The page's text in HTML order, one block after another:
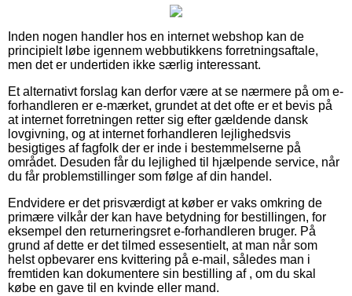
Inden nogen handler hos en internet webshop kan de
principielt løbe igennem webbutikkens forretningsaftale,
men det er undertiden ikke særlig interessant.
Et alternativt forslag kan derfor være at se nærmere på om e-
forhandleren er e-mærket, grundet at det ofte er et bevis på
at internet forretningen retter sig efter gældende dansk
lovgivning, og at internet forhandleren lejlighedsvis
besigtiges af fagfolk der er inde i bestemmelserne på
området. Desuden får du lejlighed til hjælpende service, når
du får problemstillinger som følge af din handel.
Endvidere er det prisværdigt at køber er vaks omkring de
primære vilkår der kan have betydning for bestillingen, for
eksempel den returneringsret e-forhandleren bruger. På
grund af dette er det tilmed essesentielt, at man når som
helst opbevarer ens kvittering på e-mail, således man i
fremtiden kan dokumentere sin bestilling af , om du skal
købe en gave til en kvinde eller mand.